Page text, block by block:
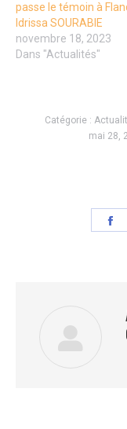
passe le témoin à
Idrissa SOURABIE
novembre 18, 2023
Dans "Actualités"
Catégorie :
mai 28,